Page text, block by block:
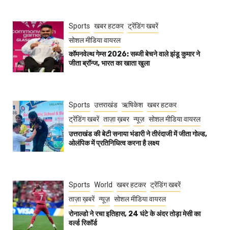
Sports खबर हटकर ट्रेंडिंग खबरें
सोशल मीडिया वायरल
कॉमनवेल्थ गेम्स 2026: सब्जी बेचने वाले झंडू कुमार ने
जीता ब्रॉन्ज, भारत का खाता खुला
Sports उत्तराखंड ऋषिकेश खबर हटकर
ट्रेंडिंग खबरें ताज़ा ख़बर न्यूज़ सोशल मीडिया वायरल
उत्तराखंड की बेटी सनाया भंडारी ने तीरंदाजी में जीता गोल्ड,
ओलंपिक में प्रतिनिधित्व करना है लक्ष्य
Sports World खबर हटकर ट्रेंडिंग खबरें
ताज़ा ख़बरें न्यूज़ सोशल मीडिया वायरल
रोनाल्डो ने रचा इतिहास, 24 घंटे के अंदर तोड़ा मेसी का
वर्ल्ड रिकॉर्ड